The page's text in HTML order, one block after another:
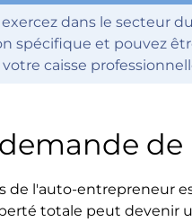
exercez dans le secteur du
spécifique et pouvez
caisse
de l'auto-entrepreneur
totale peut devenir